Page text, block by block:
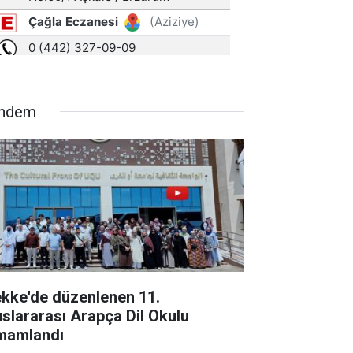
düzenlenen 11.
Arapça Dil Okulu